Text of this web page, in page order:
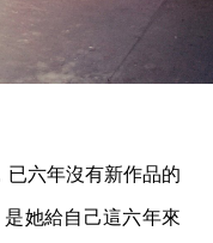
已六年沒有新作品的
是她給自己這六年來